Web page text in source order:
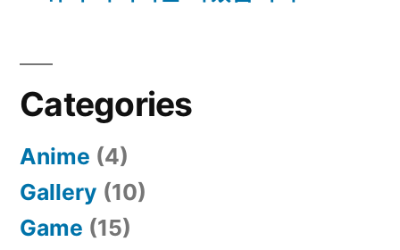
Categories
Anime (4)
Gallery (10)
Game (15)